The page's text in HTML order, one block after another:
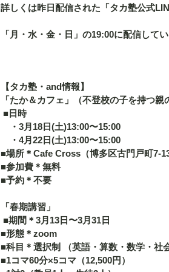
詳しくは昨日配信された「タカ塾公式
「月・水・金・日」の19:00に配信して
【タカ塾・and情報】
「たか＆カフェ」（不登校の子を持つ親
■日時
・3月18日(土)13:00〜15:00
・4月22日(土)13:00〜15:00
■場所＊Cafe Cross（博多区古門戸町7-
■参加費＊無料
■予約＊不要
「春期講習」
■期間＊3月13日〜3月31日
■形態＊zoom
■科目＊選択制 （英語・算数・数学・社
■1コマ60分×5コマ（12,500円）